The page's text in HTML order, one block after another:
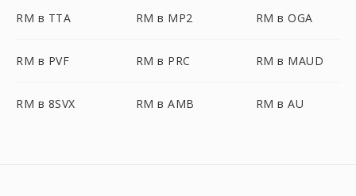
RM в TTA RM в MP2 RM в OGA
RM в PVF RM в PRC RM в MAUD
RM в 8SVX RM в AMB RM в AU